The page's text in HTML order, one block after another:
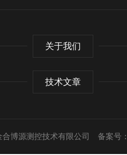
关于我们
技术文章
博源测控技术有限公司 备案号